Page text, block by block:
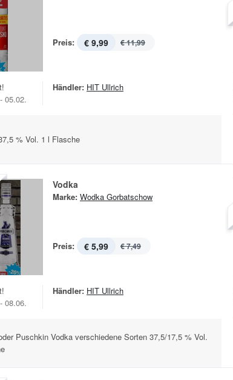
Preis: € 9,99 € 11,99
05.02.
Händler: HIT Ullrich
% Vol. 1 l Flasche
Vodka
Marke: Wodka Gorbatschow
Preis: € 5,99 € 7,49
08.06.
Händler: HIT Ullrich
Puschkin Vodka verschiedene Sorten 37,5/17,5 % Vol.